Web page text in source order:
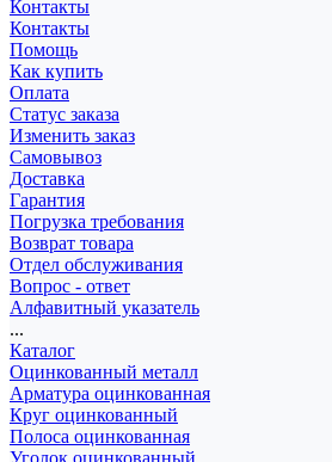
Контакты
Контакты
Помощь
Как купить
Оплата
Статус заказа
Изменить заказ
Самовывоз
Доставка
Гарантия
Погрузка требования
Возврат товара
Отдел обслуживания
Вопрос - ответ
Алфавитный указатель
...
Каталог
Оцинкованный металл
Арматура оцинкованная
Круг оцинкованный
Полоса оцинкованная
Уголок оцинкованный